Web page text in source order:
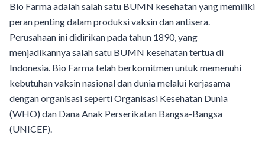
Bio Farma adalah salah satu BUMN kesehatan yang memiliki
peran penting dalam produksi vaksin dan antisera.
Perusahaan ini didirikan pada tahun 1890, yang
menjadikannya salah satu BUMN kesehatan tertua di
Indonesia. Bio Farma telah berkomitmen untuk memenuhi
kebutuhan vaksin nasional dan dunia melalui kerjasama
dengan organisasi seperti Organisasi Kesehatan Dunia
(WHO) dan Dana Anak Perserikatan Bangsa-Bangsa
(UNICEF).